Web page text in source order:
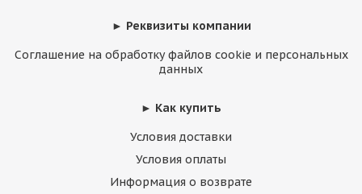
► Реквизиты компании
Соглашение на обработку файлов cookie и персональных
данных
► Как купить
Условия доставки
Условия оплаты
Информация о возврате